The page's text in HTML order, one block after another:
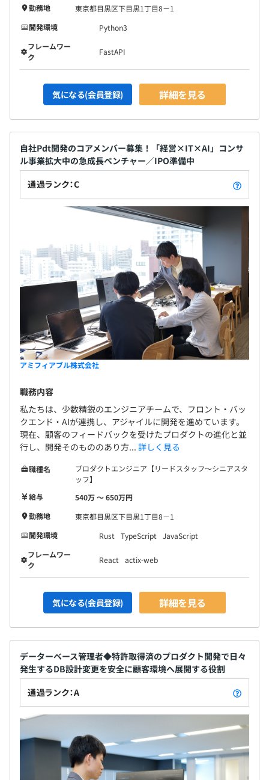
勤務地
東京都目黒区下目黒1丁目8－1
開発環境
Python3
フレームワー
ク
FastAPI
気になる(会員登録) 詳細を見る
自社Pdt開発のコアメンバー募集！「経営×IT×AI」コンサ
ル事業拡大中の急成長ベンチャー／IPO準備中
通過ランク：C
アミフィアブル株式会社
職務内容
私たちは、少数精鋭のエンジニアチームで、フロント・バッ
クエンド・AIが連携し、アジャイルに開発を進めています。
現在、顧客のフィードバックを受けたプロダクトの進化と並
行し、開発そのもののあり方... 詳しく見る
職種名
プロダクトエンジニア【リードスタッフ～シニアスタ
ッフ】
給与
540万 〜 650万円
勤務地
東京都目黒区下目黒1丁目8－1
開発環境
Rust TypeScript
JavaScript
フレームワー
ク
React actix-web
気になる(会員登録) 詳細を見る
データーベース管理者◆特許取得済のプロダクト開発で日々
発生するDB設計変更を安全に顧客環境へ展開する役割
通過ランク：A